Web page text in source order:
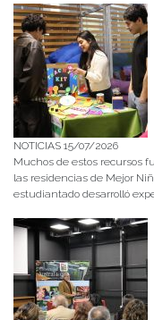
NOTICIAS 15/07/2026
Muchos de estos recursos
las residencias de Mejor
estudiantado desarrolló